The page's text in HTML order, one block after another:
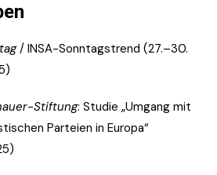
/ INSA-Sonntagstrend (27.–30.
Stiftung: Studie „Umgang mit
Parteien in Europa“